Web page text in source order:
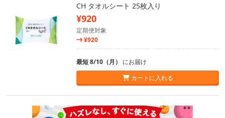
CH タオルシート 25枚入り
¥920
定期便対象
¥920
最短 8/10（月） にお届け
カートに入れる